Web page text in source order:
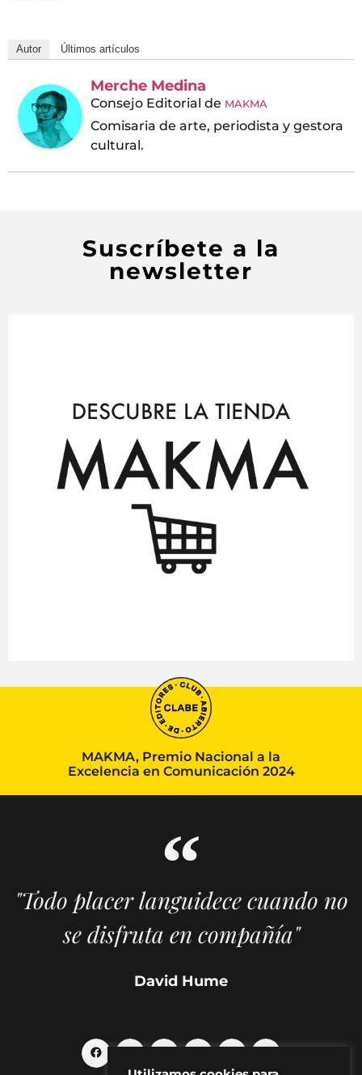
Autor Últimos artículos
Merche Medina
Consejo Editorial de MAKMA
Comisaria de arte, periodista y gestora
cultural.
Suscríbete a la
newsletter
MAKMA, Premio Nacional a la
Excelencia en Comunicación 2024
"Todo placer languidece cuando no
se disfruta en compañía"
David Hume